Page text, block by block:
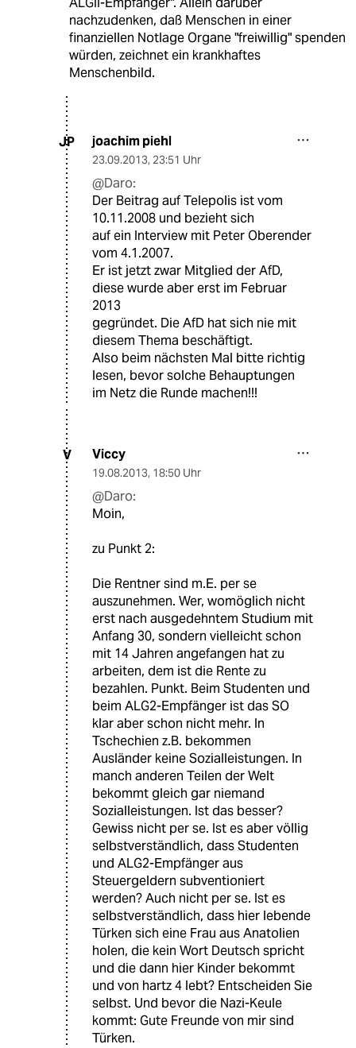
nachzudenken, daß Menschen in einer
finanziellen Notlage Organe "freiwillig" spenden
würden, zeichnet ein krankhaftes
Menschenbild.
JP joachim piehl
23.09.2013, 23:51 Uhr
@Daro:
Der Beitrag auf Telepolis ist vom
10.11.2008 und bezieht sich
auf ein Interview mit Peter Oberender
vom 4.1.2007.
Er ist jetzt zwar Mitglied der AfD,
diese wurde aber erst im Februar
2013
gegründet. Die AfD hat sich nie mit
diesem Thema beschäftigt.
Also beim nächsten Mal bitte richtig
lesen, bevor solche Behauptungen
im Netz die Runde machen!!!
V Viccy
19.08.2013, 18:50 Uhr
@Daro:
Moin,
zu Punkt 2:
Die Rentner sind m.E. per se
auszunehmen. Wer, womöglich nicht
erst nach ausgedehntem Studium mit
Anfang 30, sondern vielleicht schon
mit 14 Jahren angefangen hat zu
arbeiten, dem ist die Rente zu
bezahlen. Punkt. Beim Studenten und
beim ALG2-Empfänger ist das SO
klar aber schon nicht mehr. In
Tschechien z.B. bekommen
Ausländer keine Sozialleistungen. In
manch anderen Teilen der Welt
bekommt gleich gar niemand
Sozialleistungen. Ist das besser?
Gewiss nicht per se. Ist es aber völlig
selbstverständlich, dass Studenten
und ALG2-Empfänger aus
Steuergeldern subventioniert
werden? Auch nicht per se. Ist es
selbstverständlich, dass hier lebende
Türken sich eine Frau aus Anatolien
holen, die kein Wort Deutsch spricht
und die dann hier Kinder bekommt
und von hartz 4 lebt? Entscheiden Sie
selbst. Und bevor die Nazi-Keule
kommt: Gute Freunde von mir sind
Türken.